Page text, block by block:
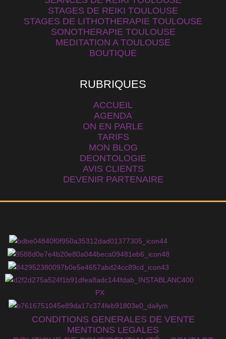
STAGES DE REIKI TOULOUSE
STAGES DE LITHOTHERAPIE TOULOUSE
SONOTHERAPIE TOULOUSE
MEDITATION A TOULOUSE
BOUTIQUE
RUBRIQUES
ACCUEIL
AGENDA
ON EN PARLE
TARIFS
MON BLOG
DEONTOLOGIE
AVIS CLIENTS
DEVENIR PARTENAIRE
CONDITIONS GENERALES DE VENTE
MENTIONS LEGALES